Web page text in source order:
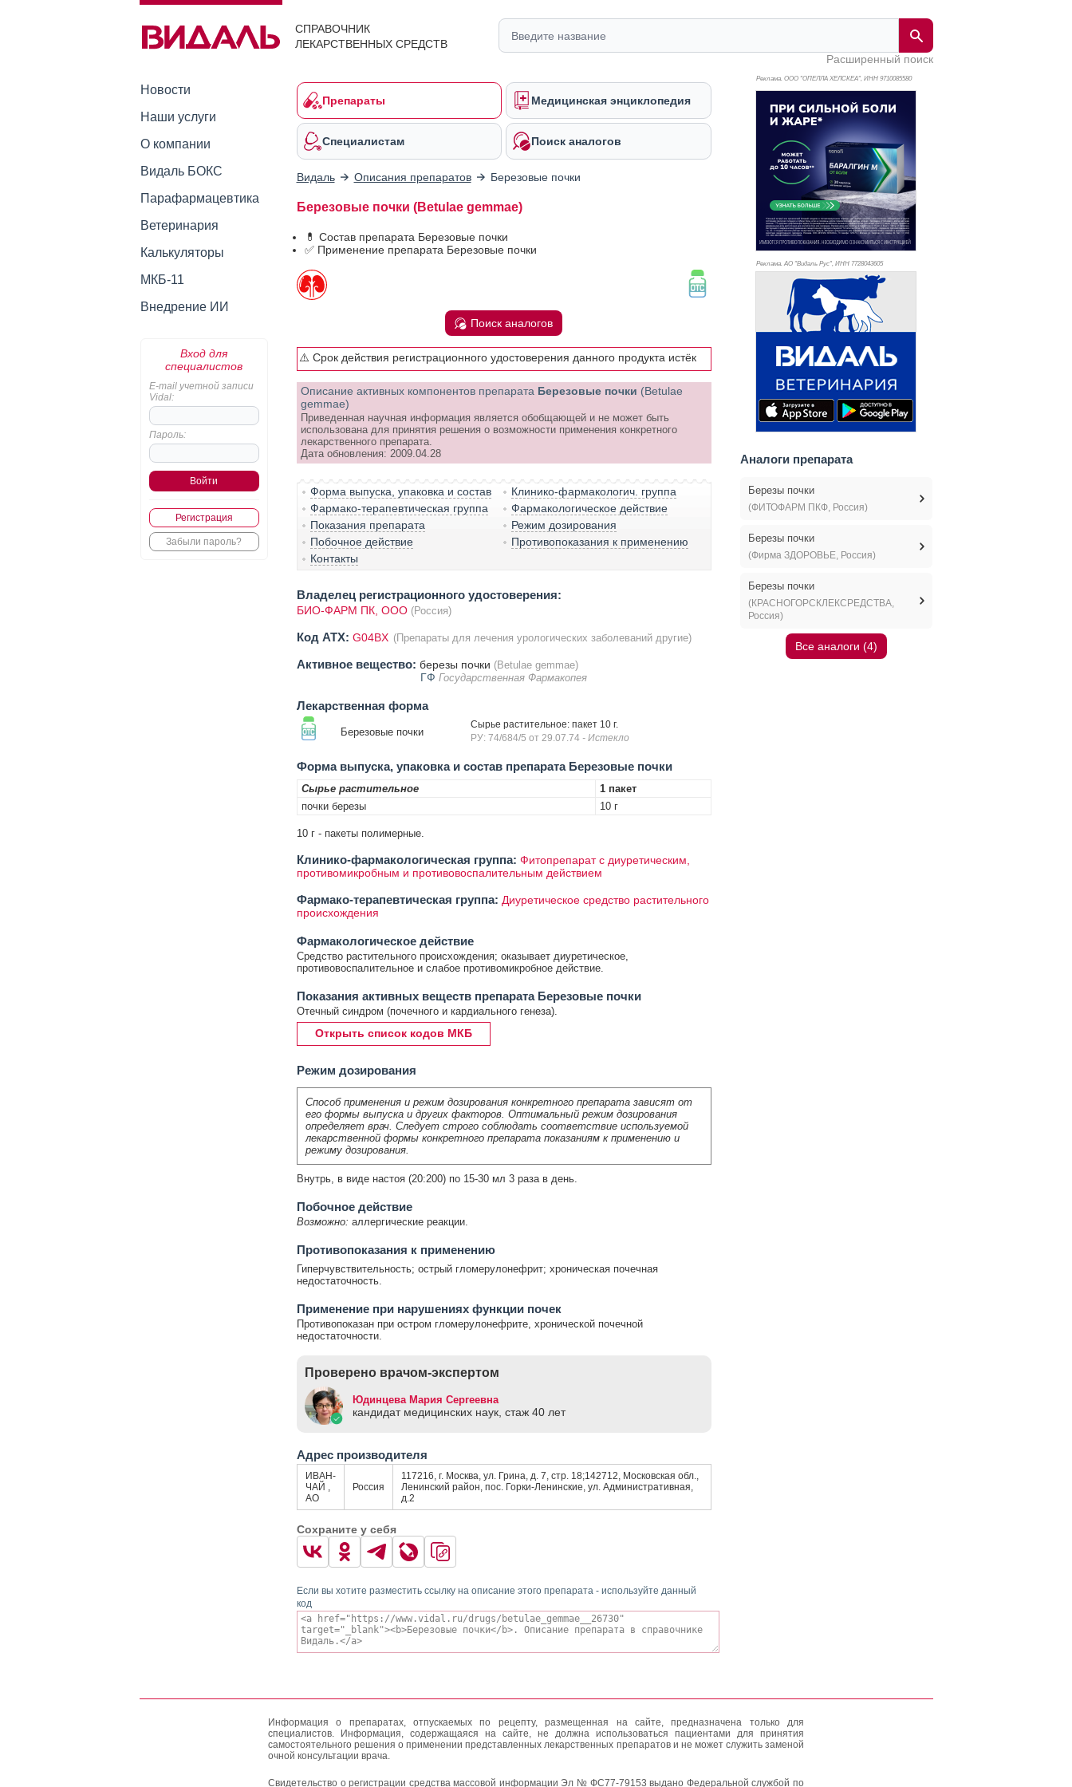
СПРАВОЧНИК
ЛЕКАРСТВЕННЫХ СРЕДСТВ
Расширенный поиск
Новости
Наши услуги
О компании
Видаль БОКС
Парафармацевтика
Ветеринария
Калькуляторы
МКБ-11
Внедрение ИИ
Вход для
специалистов
E-mail учетной записи
Vidal:
Пароль:
Регистрация
Забыли пароль?
Препараты Медицинская энциклопедия
Специалистам Поиск аналогов
Видаль Описания препаратов Березовые почки
Березовые почки (Betulae gemmae)
💊 Состав препарата Березовые почки
✅ Применение препарата Березовые почки
Поиск аналогов
⚠️ Срок действия регистрационного удостоверения данного продукта истёк
Описание активных компонентов препарата Березовые почки (Betulae
gemmae)
Приведенная научная информация является обобщающей и не может быть
использована для принятия решения о возможности применения конкретного
лекарственного препарата.
Дата обновления: 2009.04.28
Форма выпуска, упаковка и состав
Клинико-фармакологич. группа
Фармако-терапевтическая группа
Фармакологическое действие
Показания препарата
Режим дозирования
Побочное действие
Противопоказания к применению
Контакты
Владелец регистрационного удостоверения:
БИО-ФАРМ ПК, ООО (Россия)
Код ATX: G04BX (Препараты для лечения урологических заболеваний другие)
Активное вещество: березы почки (Betulae gemmae)
ГФ Государственная Фармакопея
Лекарственная форма
Березовые почки
Сырье растительное: пакет 10 г.
РУ: 74/684/5 от 29.07.74 - Истекло
Форма выпуска, упаковка и состав препарата Березовые почки
Сырье растительное
1 пакет
почки березы
10 г
10 г - пакеты полимерные.
Клинико-фармакологическая группа: Фитопрепарат с диуретическим,
противомикробным и противовоспалительным действием
Фармако-терапевтическая группа: Диуретическое средство растительного
происхождения
Фармакологическое действие
Средство растительного происхождения; оказывает диуретическое,
противовоспалительное и слабое противомикробное действие.
Показания активных веществ препарата Березовые почки
Отечный синдром (почечного и кардиального генеза).
Открыть список кодов МКБ
Режим дозирования
Способ применения и режим дозирования конкретного препарата зависят от
его формы выпуска и других факторов. Оптимальный режим дозирования
определяет врач. Следует строго соблюдать соответствие используемой
лекарственной формы конкретного препарата показаниям к применению и
режиму дозирования.
Внутрь, в виде настоя (20:200) по 15-30 мл 3 раза в день.
Побочное действие
Возможно: аллергические реакции.
Противопоказания к применению
Гиперчувствительность; острый гломерулонефрит; хроническая почечная
недостаточность.
Применение при нарушениях функции почек
Противопоказан при остром гломерулонефрите, хронической почечной
недостаточности.
Проверено врачом-экспертом
Юдинцева Мария Сергеевна
кандидат медицинских наук, стаж 40 лет
Адрес производителя
ИВАН-
ЧАЙ ,
АО
Россия
117216, г. Москва, ул. Грина, д. 7, стр. 18;142712, Московская обл.,
Ленинский район, пос. Горки-Ленинские, ул. Административная,
д.2
Сохраните у себя
Если вы хотите разместить ссылку на описание этого препарата - используйте данный
код
Реклама. ООО "ОПЕЛЛА ХЕЛСКЕА", ИНН 9710085580
Реклама. АО "Видаль Рус", ИНН 7728043605
Аналоги препарата
Березы почки
(ФИТОФАРМ ПКФ, Россия)
Березы почки
(Фирма ЗДОРОВЬЕ, Россия)
Березы почки
(КРАСНОГОРСКЛЕКСРЕДСТВА,
Россия)
Все аналоги (4)
Информация о препаратах, отпускаемых по рецепту, размещенная на сайте, предназначена только для
специалистов. Информация, содержащаяся на сайте, не должна использоваться пациентами для принятия
самостоятельного решения о применении представленных лекарственных препаратов и не может служить заменой
очной консультации врача.
Свидетельство о регистрации средства массовой информации Эл № ФС77-79153 выдано Федеральной службой по